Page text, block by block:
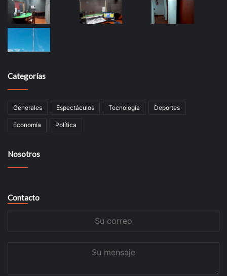
Categorías
Generales Espectáculos Tecnología Deportes
Economía Política
Nosotros
Contacto